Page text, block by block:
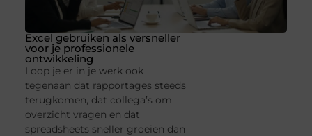
Excel gebruiken als versneller
voor je professionele
ontwikkeling
Loop je er in je werk ook
tegenaan dat rapportages steeds
terugkomen, dat collega’s om
overzicht vragen en dat
spreadsheets sneller groeien dan